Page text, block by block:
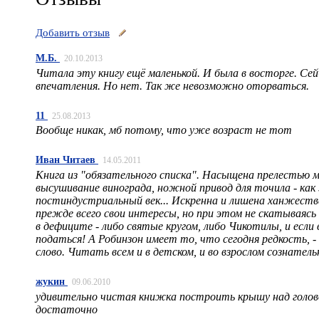
Добавить отзыв
М.Б. 20.10.2013
Читала эту книгу ещё маленькой. И была в восторге.
впечатления. Но нет. Так же невозможно оторваться.
11 25.08.2013
Вообще никак, мб потому, что уже возраст не тот
Иван Читаев 14.05.2011
Книга из "обязательного списка". Насыщена прелестью
высушивание винограда, ножной привод для точила -
постиндустриальный век... Искренна и лишена
прежде всего свои интересы, но при этом не
в дефиците - либо святые кругом, либо Чикотилы, и
податься! А Робинзон имеет то, что сегодня редкость,
слово. Читать всем и в детском, и во взрослом
жукин 09.06.2010
удивительно чистая книжка построить крышу над
достаточно